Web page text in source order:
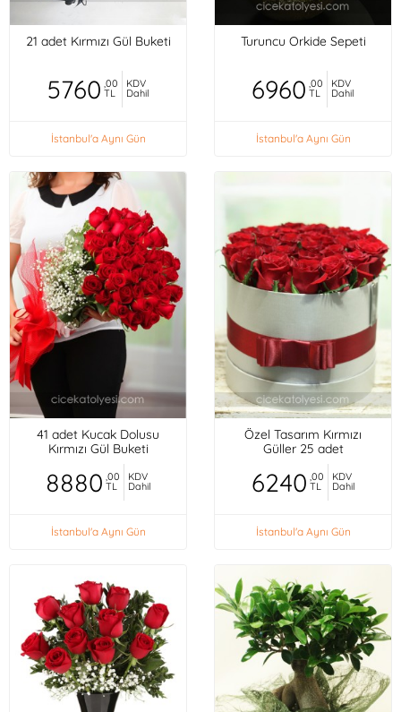
21 adet Kırmızı Gül Buketi
5760 ,00
TL
KDV
Dahil
İstanbul'a Aynı Gün
Turuncu Orkide Sepeti
6960 ,00
TL
KDV
Dahil
İstanbul'a Aynı Gün
41 adet Kucak Dolusu
Kırmızı Gül Buketi
8880 ,00
TL
KDV
Dahil
İstanbul'a Aynı Gün
Özel Tasarım Kırmızı
Güller 25 adet
6240 ,00
TL
KDV
Dahil
İstanbul'a Aynı Gün